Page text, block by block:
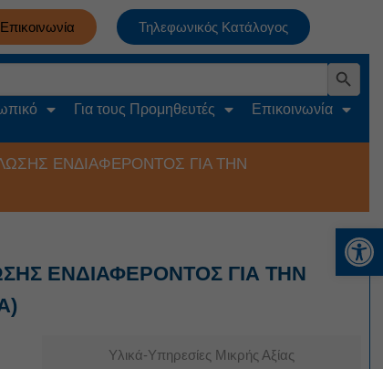
Επικοινωνία Τηλεφωνικός Κατάλογος
Search Button
Για τους Προμηθευτές Επικοινωνία
ΕΝΔΙΑΦΕΡΟΝΤΟΣ ΓΙΑ ΤΗΝ
ΕΝΔΙΑΦΕΡΟΝΤΟΣ ΓΙΑ ΤΗΝ
Υλικά-Υπηρεσίες Μικρής Αξίας